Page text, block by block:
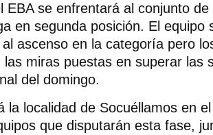
EBA se enfrentará al conjunto
en segunda posición. El equipo
al ascenso en la categoría pero
las miras puestas en superar las
del domingo.
la localidad de Socuéllamos en
que disputarán esta fase,